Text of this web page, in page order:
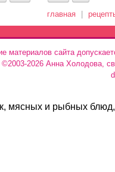
главная
материалов сайта
2026 Анна Холодова,
мясных и рыбных